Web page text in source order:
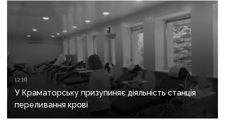
12:16
У Краматорську призупиняє діяльність станція
переливання крові